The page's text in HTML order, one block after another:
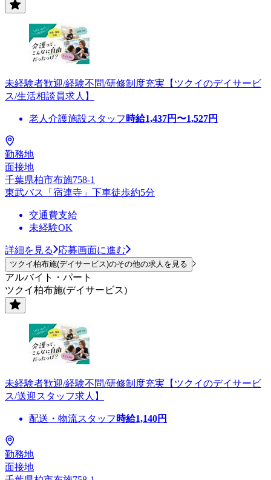
未経験者歓迎/経験不問/研修制度充実【ツクイのデイサービ
ス/生活相談員求人】
老人介護施設スタッフ 時給1,437円〜1,527円
勤務地
面接地
千葉県柏市布施758-1
東武バス「宿連寺」下車徒歩約5分
交通費支給
未経験OK
詳細を見る 応募画面に進む
ツクイ柏布施(デイサービス)のその他の求人を見る
アルバイト・パート
ツクイ柏布施(デイサービス)
未経験者歓迎/経験不問/研修制度充実【ツクイのデイサービ
ス/送迎スタッフ求人】
配送・物流スタッフ 時給1,140円
勤務地
面接地